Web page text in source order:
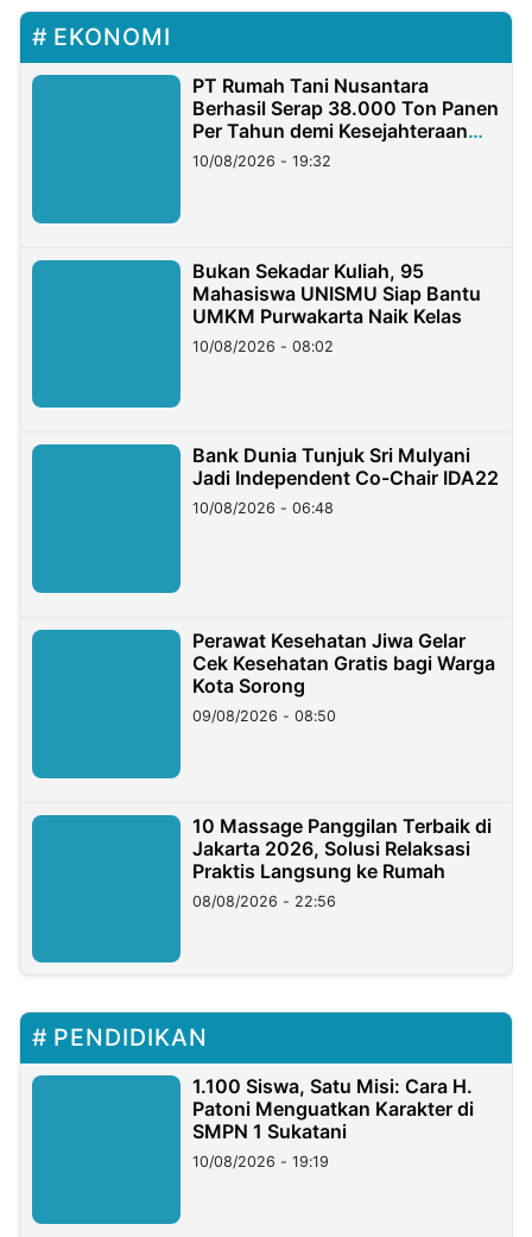
EKONOMI
PT Rumah Tani Nusantara
Berhasil Serap 38.000 Ton Panen
Per Tahun demi Kesejahteraan
Petani
10/08/2026 - 19:32
Bukan Sekadar Kuliah, 95
Mahasiswa UNISMU Siap Bantu
UMKM Purwakarta Naik Kelas
10/08/2026 - 08:02
Bank Dunia Tunjuk Sri Mulyani
Jadi Independent Co-Chair IDA22
10/08/2026 - 06:48
Perawat Kesehatan Jiwa Gelar
Cek Kesehatan Gratis bagi Warga
Kota Sorong
09/08/2026 - 08:50
10 Massage Panggilan Terbaik di
Jakarta 2026, Solusi Relaksasi
Praktis Langsung ke Rumah
08/08/2026 - 22:56
PENDIDIKAN
1.100 Siswa, Satu Misi: Cara H.
Patoni Menguatkan Karakter di
SMPN 1 Sukatani
10/08/2026 - 19:19